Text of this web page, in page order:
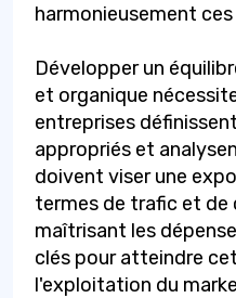
harmonieusement
Développer un
et organique
entreprises
appropriés et
doivent viser une
termes de trafic et de
maîtrisant les
clés pour atteindre
l'exploitation du